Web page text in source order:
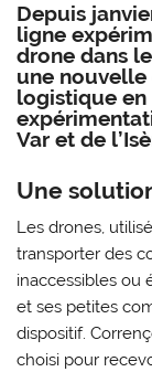
Depuis
ligne
drone dans
une nouvelle
logistique en
Var et de
Une
Les drones,
transporter des
inaccessibles ou
et ses petites
dispositif.
choisi pour